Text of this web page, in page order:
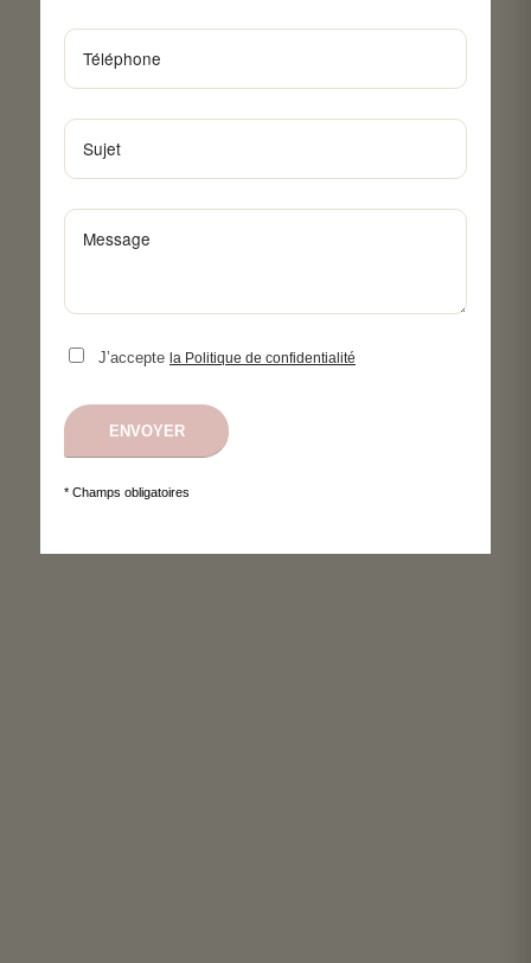
J’accepte la Politique de confidentialité
* Champs obligatoires